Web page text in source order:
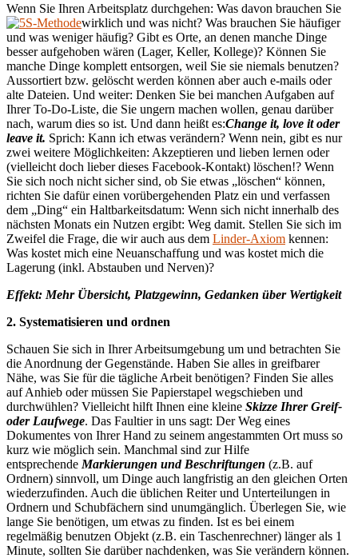
Wenn Sie Ihren Arbeitsplatz durchgehen: Was davon brauchen Sie
wirklich und was nicht? Was brauchen Sie häufiger
und was weniger häufig? Gibt es Orte, an denen manche Dinge
besser aufgehoben wären (Lager, Keller, Kollege)? Können Sie
manche Dinge komplett entsorgen, weil Sie sie niemals benutzen?
Aussortiert bzw. gelöscht werden können aber auch e-mails oder
alte Dateien. Und weiter: Denken Sie bei manchen Aufgaben auf
Ihrer To-Do-Liste, die Sie ungern machen wollen, genau darüber
nach, warum dies so ist. Und dann heißt es:Change it, love it oder
leave it. Sprich: Kann ich etwas verändern? Wenn nein, gibt es nur
zwei weitere Möglichkeiten: Akzeptieren und lieben lernen oder
(vielleicht doch lieber dieses Facebook-Kontakt) löschen!? Wenn
Sie sich noch nicht sicher sind, ob Sie etwas „löschen“ können,
richten Sie dafür einen vorübergehenden Platz ein und verfassen
dem „Ding“ ein Haltbarkeitsdatum: Wenn sich nicht innerhalb des
nächsten Monats ein Nutzen ergibt: Weg damit. Stellen Sie sich im
Zweifel die Frage, die wir auch aus dem Linder-Axiom kennen:
Was kostet mich eine Neuanschaffung und was kostet mich die
Lagerung (inkl. Abstauben und Nerven)?
Effekt: Mehr Übersicht, Platzgewinn, Gedanken über Wertigkeit
2. Systematisieren und ordnen
Schauen Sie sich in Ihrer Arbeitsumgebung um und betrachten Sie
die Anordnung der Gegenstände. Haben Sie alles in greifbarer
Nähe, was Sie für die tägliche Arbeit benötigen? Finden Sie alles
auf Anhieb oder müssen Sie Papierstapel wegschieben und
durchwühlen? Vielleicht hilft Ihnen eine kleine Skizze Ihrer Greif-
oder Laufwege. Das Faultier in uns sagt: Der Weg eines
Dokumentes von Ihrer Hand zu seinem angestammten Ort muss so
kurz wie möglich sein. Manchmal sind zur Hilfe
entsprechende Markierungen und Beschriftungen (z.B. auf
Ordnern) sinnvoll, um Dinge auch langfristig an den gleichen Orten
wiederzufinden. Auch die üblichen Reiter und Unterteilungen in
Ordnern und Schubfächern sind unumgänglich. Überlegen Sie, wie
lange Sie benötigen, um etwas zu finden. Ist es bei einem
regelmäßig benutzen Objekt (z.B. ein Taschenrechner) länger als 1
Minute, sollten Sie darüber nachdenken, was Sie verändern können.